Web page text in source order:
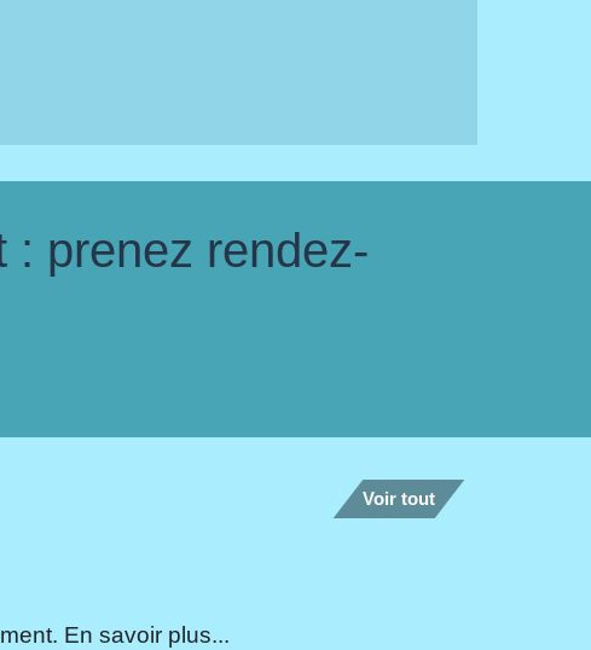
: prenez rendez-
Voir tout
En savoir plus...